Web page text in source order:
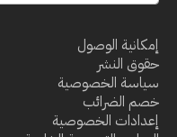
إمكانية الوصول
حقوق النشر
سياسة الخصوصية
خصم الضرائب
إعدادات الخصوصية